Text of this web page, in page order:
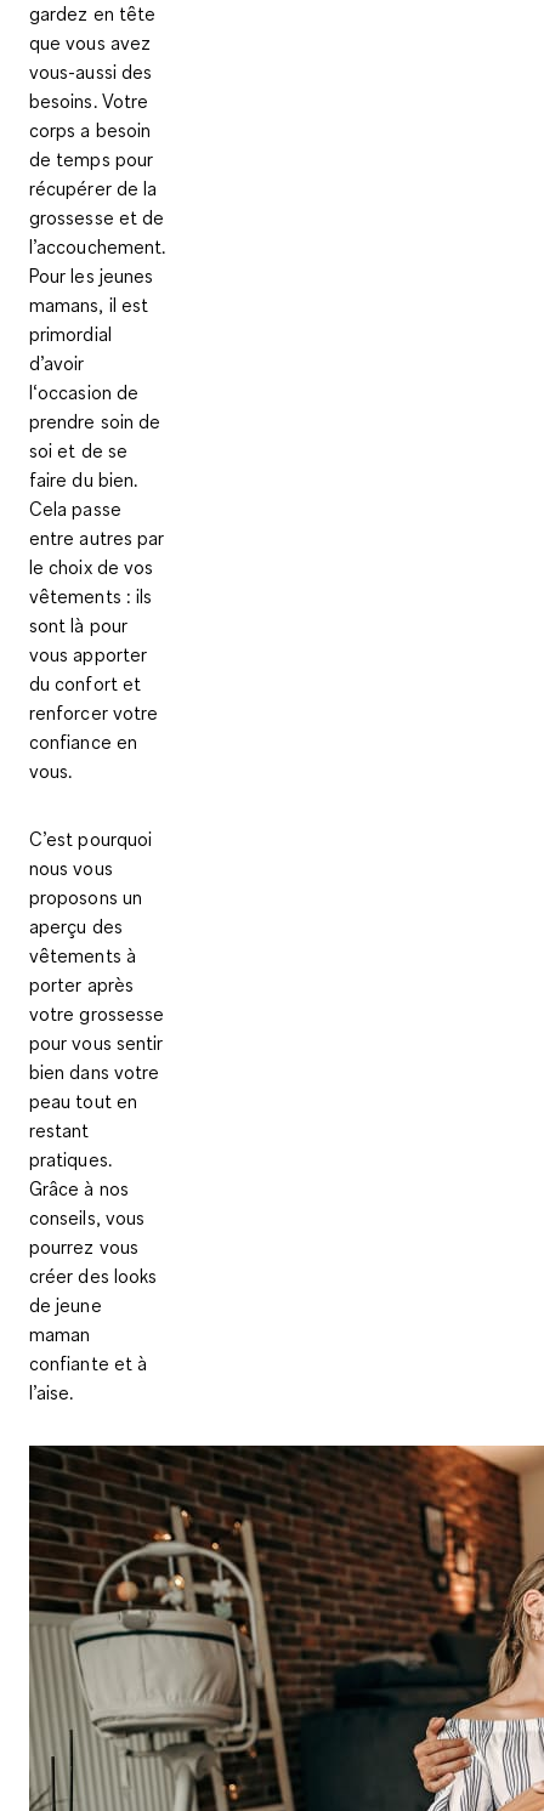
gardez en tête
que vous avez
vous-aussi des
besoins. Votre
corps a besoin
de temps pour
récupérer de la
grossesse et de
l’accouchement.
Pour les jeunes
mamans, il est
primordial
d’avoir
l‘occasion de
prendre soin de
soi et de se
faire du bien.
Cela passe
entre autres par
le choix de vos
vêtements : ils
sont là pour
vous apporter
du confort et
renforcer votre
confiance en
vous.
C’est pourquoi
nous vous
proposons un
aperçu des
vêtements à
porter après
votre grossesse
pour vous sentir
bien dans votre
peau tout en
restant
pratiques.
Grâce à nos
conseils, vous
pourrez vous
créer des looks
de jeune
maman
confiante et à
l’aise.